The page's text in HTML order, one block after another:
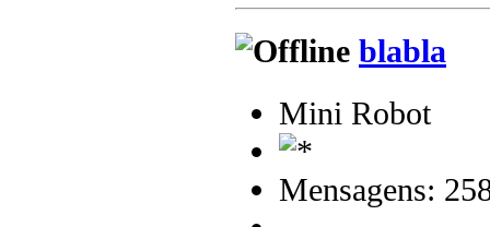
blabla
Mini Robot
Mensagens: